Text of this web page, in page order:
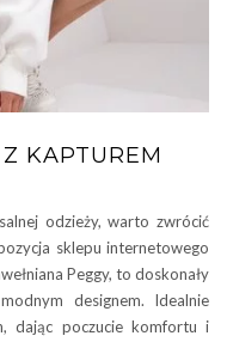
KAPTUREM
odzieży, warto zwrócić
sklepu internetowego
Peggy, to doskonały
designem. Idealnie
dając poczucie komfortu i